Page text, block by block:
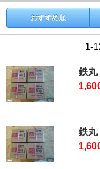
おすすめ順
1-
鉄
鉄